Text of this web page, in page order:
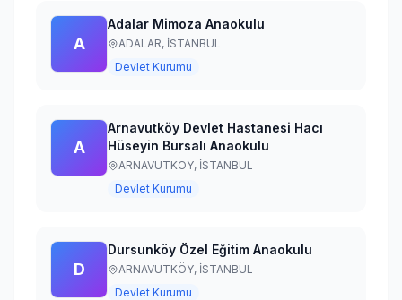
A
Adalar Mimoza Anaokulu
ADALAR, İSTANBUL
Devlet Kurumu
A
Arnavutköy Devlet Hastanesi Hacı
Hüseyin Bursalı Anaokulu
ARNAVUTKÖY, İSTANBUL
Devlet Kurumu
D
Dursunköy Özel Eğitim Anaokulu
ARNAVUTKÖY, İSTANBUL
Devlet Kurumu